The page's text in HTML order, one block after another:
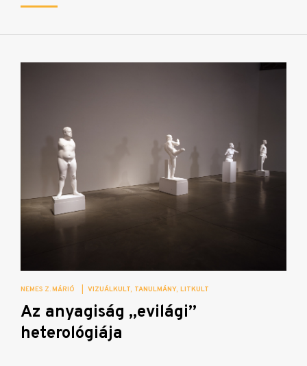
NEMES Z. MÁRIÓ VIZUÁLKULT TANULMÁNY LITKULT
Az anyagiság „evilági”
heterológiája